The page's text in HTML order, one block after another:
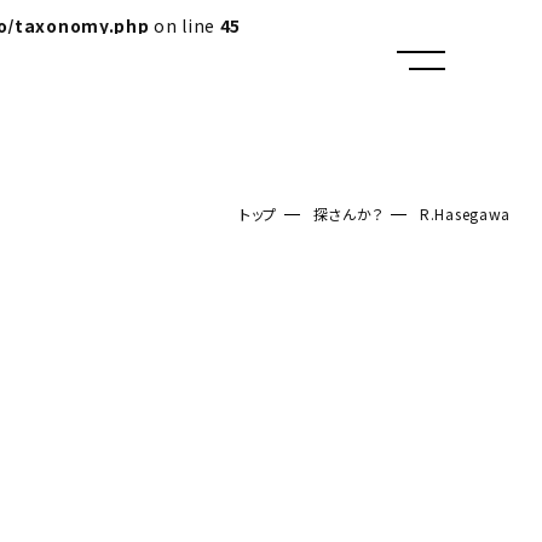
taxonomy.php on line 45
トップ 探さんか？ R.Hasegawa